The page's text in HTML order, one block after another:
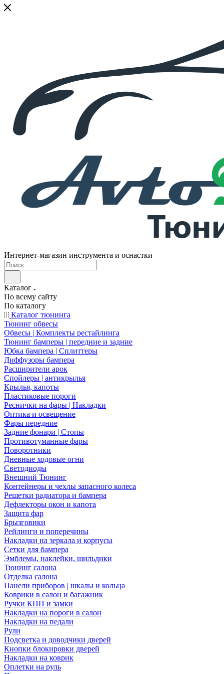
Интернет-магазин инструмента и оснастки
Каталог
По всему сайту
По каталогу
Каталог тюнинга
Тюнинг обвесы
Обвесы | Комплекты рестайлинга
Тюнинг бамперы | передние и задние
Юбка бампера | Сплиттеры
Диффузоры бампера
Расширители арок
Спойлеры | антикрылья
Крылья, капоты
Пластиковые пороги
Реснички на фары | Накладки
Оптика и освещение
Фары передние
Задние фонари | Стопы
Противотуманные фары
Поворотники
Дневные ходовые огни
Светодиоды
Внешний Тюнинг
Контейнеры и чехлы запасного колеса
Решетки радиатора и бампера
Дефлекторы окон и капота
Защита фар
Брызговики
Рейлинги и поперечины
Накладки на зеркала и корпусы
Сетки для бампера
Эмблемы, наклейки, шильдики
Тюнинг салона
Отделка салона
Панели приборов | шкалы и кольца
Коврики в салон и багажник
Ручки КПП и замки
Накладки на пороги в салон
Накладки на педали
Рули
Подсветка и доводчики дверей
Кнопки блокировки дверей
Накладки на коврик
Оплетки на руль